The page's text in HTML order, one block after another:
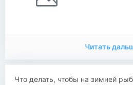
Читать
​​Что делать, чтобы на зимней